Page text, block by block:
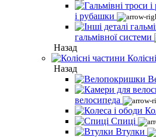
і рубашки
гальмівної системи
Назад
Назад
велосипеда
Спиці
Втулки